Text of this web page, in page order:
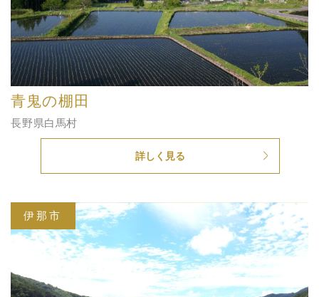
青鬼の棚田
長野県白馬村
詳しく見る
伊那市